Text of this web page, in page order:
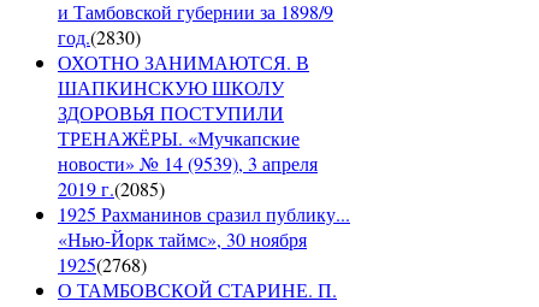
и Тамбовской губернии за 1898/9
год.(2830)
ОХОТНО ЗАНИМАЮТСЯ. В
ШАПКИНСКУЮ ШКОЛУ
ЗДОРОВЬЯ ПОСТУПИЛИ
ТРЕНАЖЁРЫ. «Мучкапские
новости» № 14 (9539), 3 апреля
2019 г.(2085)
1925 Рахманинов сразил публику...
«Нью-Йорк таймс», 30 ноября
1925(2768)
О ТАМБОВСКОЙ СТАРИНЕ. П.